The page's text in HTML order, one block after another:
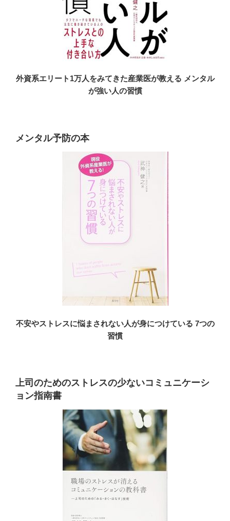
外資系エリート1万人をみてきた産業医が教える メンタル
が強い人の習慣
メンタル予防の本
不安やストレスに悩まされない人が身につけている 7つの
習慣
上司のためのストレスの少ないコミュニケーシ
ョン指南書